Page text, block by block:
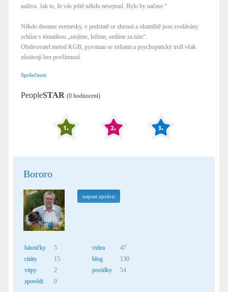
naživu. Jak to, že vás ještě někdo nesejmul. Bylo by načase.“
Někdo dostane esemesky, v podstatě se zhroutí a okamžitě jsou svolávány
schůze s tématikou „stojíme, ležíme, sedíme za ním“.
Obdivovatel metod KGB, pyroman se sirkami a psychopatický troll však
zůstávají bez povšimnutí.
Společnost
PeopleSTAR (0 hodnocení)
Bororo
napsat zprávu
básničky
5
citáty
15
vtipy
2
zpovědi
0
videa
47
blog
130
povídky
54